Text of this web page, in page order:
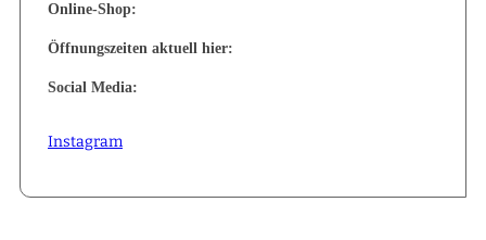
Online-Shop:
Öffnungszeiten aktuell hier:
Social Media:
Instagram